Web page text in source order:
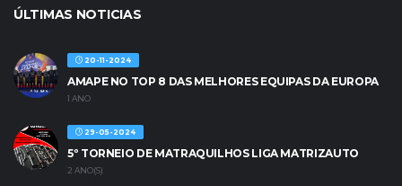
ÚLTIMAS NOTICIAS
20-11-2024
AMAPE NO TOP 8 DAS MELHORES EQUIPAS DA EUROPA
1 ANO
29-05-2024
5º TORNEIO DE MATRAQUILHOS LIGA MATRIZAUTO
2 ANO(S)